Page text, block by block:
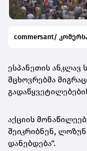
commersant/
ესპანეთის ანკლავ
მცხოვრებმა
აქციის
შეიკრიბნენ,
დანებდება“.